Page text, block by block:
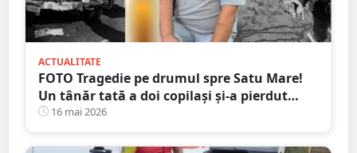
ACTUALITATE
FOTO Tragedie pe drumul spre Satu Mare!
Un tânăr tată a doi copilași și-a pierdut
viața într-un accident cumplit
16 mai 2026